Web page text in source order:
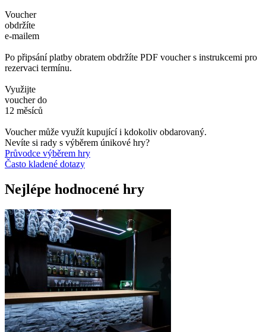
Voucher
obdržíte
e-mailem
Po připsání platby obratem obdržíte PDF voucher s instrukcemi pro
rezervaci termínu.
Využijte
voucher do
12 měsíců
Voucher může využít kupující i kdokoliv obdarovaný.
Nevíte si rady s výběrem únikové hry?
Průvodce výběrem hry
Často kladené dotazy
Nejlépe hodnocené hry